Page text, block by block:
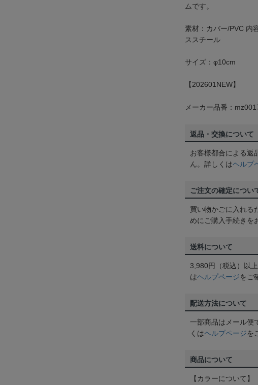
ムです。
素材：カバー/PVC 内
ススチール
サイズ：φ10cm
【202601NEW】
メーカー品番：
返品・交換について
お客様都合による返
ん。詳しくはヘルプ
ご注文の確定につい
買い物かごに入れる
めにご購入手続きを
送料について
3,980円（税込）以
はヘルプページをご
配送方法について
一部商品はメール便
くはヘルプページを
商品について
【カラーについて】